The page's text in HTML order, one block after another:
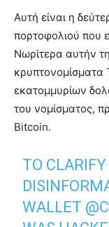
Αυτή είναι η
πορτοφολιού που
Νωρίτερα αυτήν
κρυπτονομίσματα
εκατομμυρίων
του νομίσματος,
Bitcoin.
TO
WALLET